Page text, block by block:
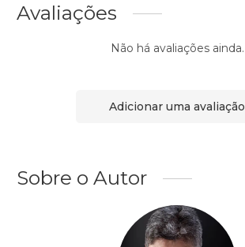
Avaliações
Não há avaliações ainda.
Adicionar uma avaliação
Sobre o Autor